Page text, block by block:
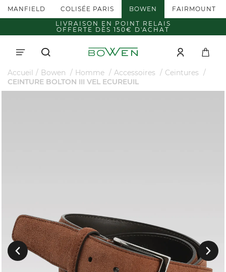
MANFIELD COLISÉE PARIS BOWEN
FAIRMOUNT
LIVRAISON EN POINT RELAIS
OFFERTE DÈS 150€ D'ACHAT
Accueil Bowen Homme Accessoires
Ceintures
CEINTURE BOLTON III VEL ECUREUIL
Précedent Suivant